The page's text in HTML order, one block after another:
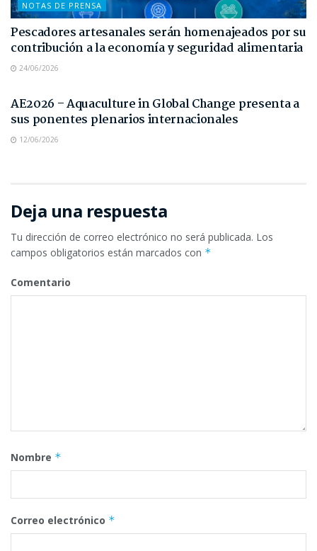
NOTAS DE PRENSA
Pescadores artesanales serán homenajeados por su
contribución a la economía y seguridad alimentaria
24/06/2026
AE2026 – Aquaculture in Global Change presenta a
sus ponentes plenarios internacionales
12/06/2026
Deja una respuesta
Tu dirección de correo electrónico no será publicada. Los
campos obligatorios están marcados con *
Comentario
Nombre *
Correo electrónico *